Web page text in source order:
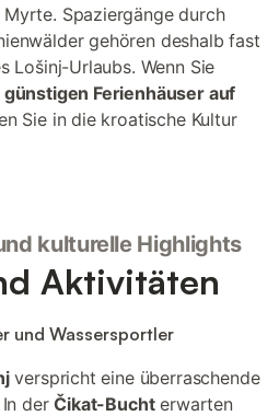
Spaziergänge durch
gehören deshalb fast
Lošinj-Urlaubs. Wenn Sie
günstigen Ferienhäuser auf
Sie in die kroatische Kultur
kulturelle Highlights
Aktivitäten
und Wassersportler
verspricht eine überraschende
In derČikat-Buchterwarten